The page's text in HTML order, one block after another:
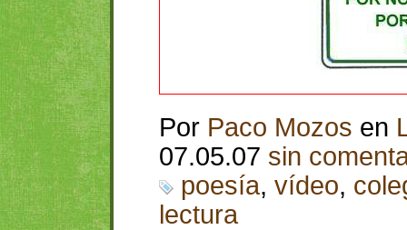
Por Paco Mozos en
07.05.07 sin
poesía, vídeo,
lectura